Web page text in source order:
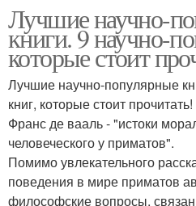
Лучшие научно-
книги. 9 научно-
которые стоит
Лучшие научно-популярные
книг, которые стоит прочитать!
Франс де вааль - "истоки
человеческого у приматов".
Помимо увлекательного
поведения в мире приматов
философские вопросы,